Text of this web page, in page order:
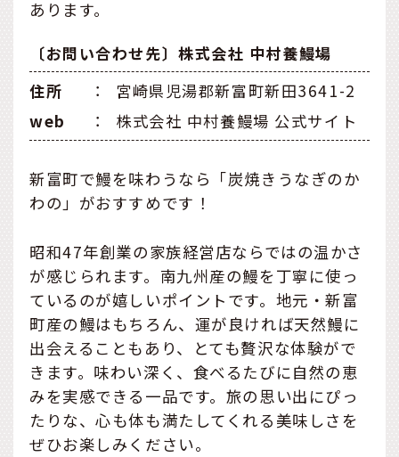
あります。
〔お問い合わせ先〕株式会社 中村養鰻場
住所
：
宮崎県児湯郡新富町新田3641-2
web
： 株式会社 中村養鰻場 公式サイト
新富町で鰻を味わうなら「炭焼きうなぎのか
わの」がおすすめです！
昭和47年創業の家族経営店ならではの温かさ
が感じられます。南九州産の鰻を丁寧に使っ
ているのが嬉しいポイントです。地元・新富
町産の鰻はもちろん、運が良ければ天然鰻に
出会えることもあり、とても贅沢な体験がで
きます。味わい深く、食べるたびに自然の恵
みを実感できる一品です。旅の思い出にぴっ
たりな、心も体も満たしてくれる美味しさを
ぜひお楽しみください。